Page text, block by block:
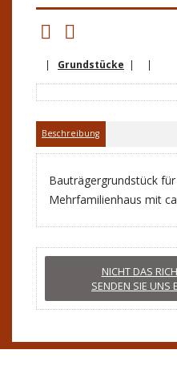
Grundstücke
Beschreibung
Bauträgergrundstück
Mehrfamilienhaus mit
NICHT DAS
SENDEN SIE UNS